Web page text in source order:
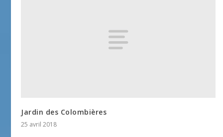
Jardin des Colombières
25 avril 2018